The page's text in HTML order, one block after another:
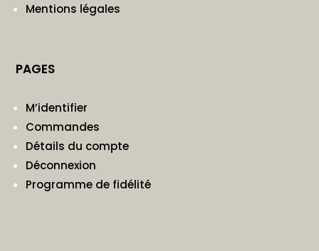
Mentions légales
PAGES
M’identifier
Commandes
Détails du compte
Déconnexion
Programme de fidélité